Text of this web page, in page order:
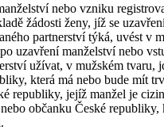
nebo vzniku
žádosti ženy, jíž se
partnerství týká, uvést v
uzavření manželství nebo
užívat, v mužském tvaru,
která má nebo bude mít
republiky, jejíž manžel je
občanku České republiky,